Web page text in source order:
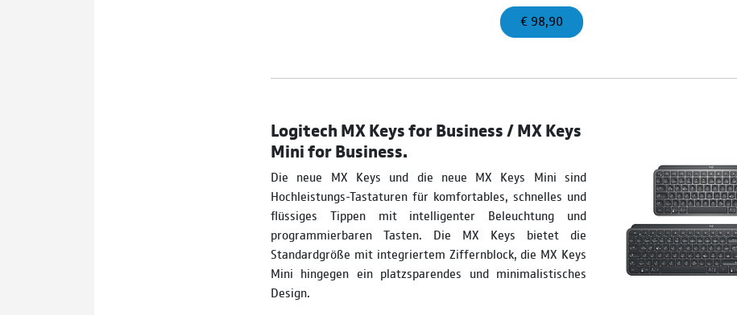
€ 98,90
Logitech MX Keys for Business / MX Keys
Mini for Business.
Die neue MX Keys und die neue MX Keys Mini sind
Hochleistungs-Tastaturen für komfortables, schnelles und
flüssiges Tippen mit intelligenter Beleuchtung und
programmierbaren Tasten. Die MX Keys bietet die
Standardgröße mit integriertem Ziffernblock, die MX Keys
Mini hingegen ein platzsparendes und minimalistisches
Design.